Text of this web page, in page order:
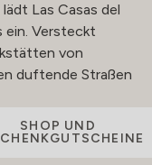
Las Casas del
ein. Versteckt
von
duftende Straßen
SHOP UND